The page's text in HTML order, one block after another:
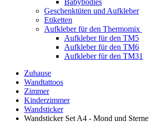
Babybodies
Geschenktüten und Aufkleber
Etiketten
Aufkleber für den Thermomix
Aufkleber für den TM5
Aufkleber für den TM6
Aufkleber für den TM31
Zuhause
Wandtattoos
Zimmer
Kinderzimmer
Wandsticker
Wandsticker Set A4 - Mond und Sterne